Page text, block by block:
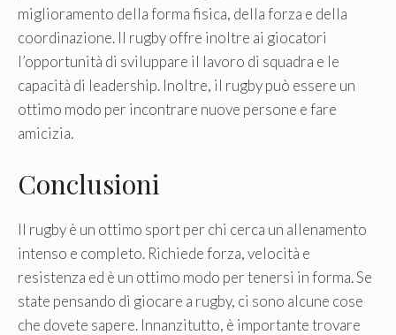
miglioramento della forma fisica, della forza e della
coordinazione. Il rugby offre inoltre ai giocatori
l’opportunità di sviluppare il lavoro di squadra e le
capacità di leadership. Inoltre, il rugby può essere un
ottimo modo per incontrare nuove persone e fare
amicizia.
Conclusioni
Il rugby è un ottimo sport per chi cerca un allenamento
intenso e completo. Richiede forza, velocità e
resistenza ed è un ottimo modo per tenersi in forma. Se
state pensando di giocare a rugby, ci sono alcune cose
che dovete sapere. Innanzitutto, è importante trovare